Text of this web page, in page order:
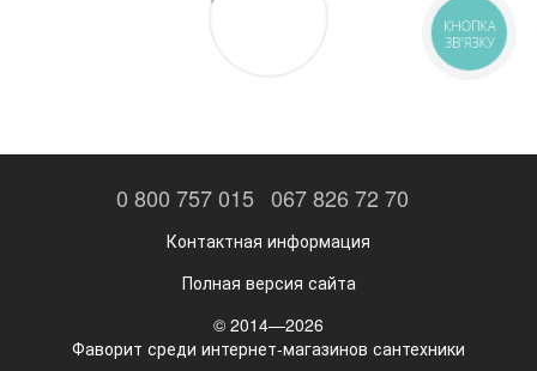
0 800 757 015 067 826 72 70
Контактная информация
Полная версия сайта
© 2014—2026
Фаворит среди интернет-магазинов сантехники
КНОПКА
ЗВ'ЯЗКУ